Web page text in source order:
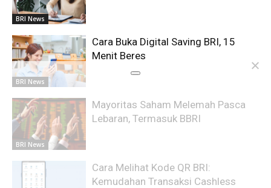
BRI News
BRI News
Cara Buka Digital Saving BRI, 15
Menit Beres
BRI News
Mayoritas Saham Melemah Pasca
Lebaran, Termasuk BBRI
Cara Melihat Kode QR BRI:
Kemudahan Transaksi Cashless